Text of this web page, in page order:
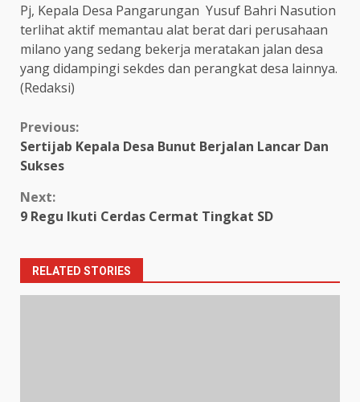
Pj, Kepala Desa Pangarungan Yusuf Bahri Nasution
terlihat aktif memantau alat berat dari perusahaan
milano yang sedang bekerja meratakan jalan desa
yang didampingi sekdes dan perangkat desa lainnya.
(Redaksi)
Continue
Reading
Previous:
Sertijab Kepala Desa Bunut Berjalan Lancar Dan
Sukses
Next:
9 Regu Ikuti Cerdas Cermat Tingkat SD
RELATED STORIES